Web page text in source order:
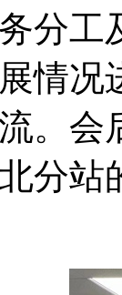
分
情况
。
分站